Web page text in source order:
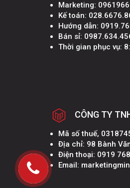
Marketing:
Kế toán:
Hướng dẫn:
Bán sỉ:
Thời gian phục vụ:
CÔNG TY
Mã số thuế,
Địa chỉ: 98 Bành
Điện thoại: 0919
Email: